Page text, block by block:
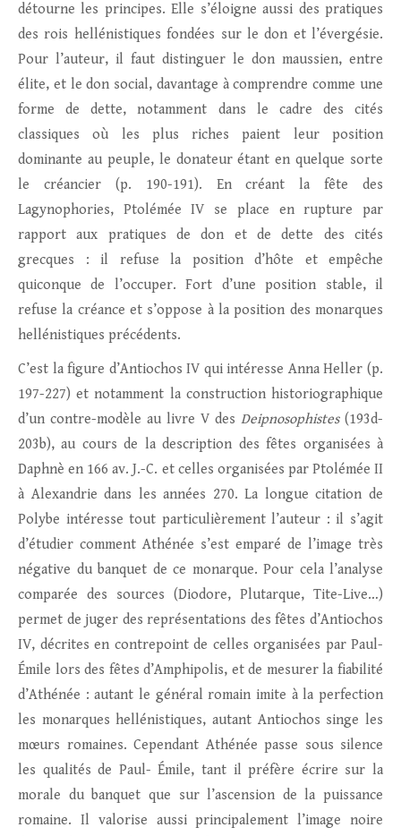
détourne les principes. Elle s’éloigne aussi des pratiques
des rois hellénistiques fondées sur le don et l’évergésie.
Pour l’auteur, il faut distinguer le don maussien, entre
élite, et le don social, davantage à comprendre comme une
forme de dette, notamment dans le cadre des cités
classiques où les plus riches paient leur position
dominante au peuple, le donateur étant en quelque sorte
le créancier (p. 190-191). En créant la fête des
Lagynophories, Ptolémée IV se place en rupture par
rapport aux pratiques de don et de dette des cités
grecques : il refuse la position d’hôte et empêche
quiconque de l’occuper. Fort d’une position stable, il
refuse la créance et s’oppose à la position des monarques
hellénistiques précédents.
C’est la figure d’Antiochos IV qui intéresse Anna Heller (p.
197-227) et notamment la construction historiographique
d’un contre-modèle au livre V des Deipnosophistes (193d-
203b), au cours de la description des fêtes organisées à
Daphnè en 166 av. J.-C. et celles organisées par Ptolémée II
à Alexandrie dans les années 270. La longue citation de
Polybe intéresse tout particulièrement l’auteur : il s’agit
d’étudier comment Athénée s’est emparé de l’image très
négative du banquet de ce monarque. Pour cela l’analyse
comparée des sources (Diodore, Plutarque, Tite-Live…)
permet de juger des représentations des fêtes d’Antiochos
IV, décrites en contrepoint de celles organisées par Paul-
Émile lors des fêtes d’Amphipolis, et de mesurer la fiabilité
d’Athénée : autant le général romain imite à la perfection
les monarques hellénistiques, autant Antiochos singe les
mœurs romaines. Cependant Athénée passe sous silence
les qualités de Paul- Émile, tant il préfère écrire sur la
morale du banquet que sur l’ascension de la puissance
romaine. Il valorise aussi principalement l’image noire